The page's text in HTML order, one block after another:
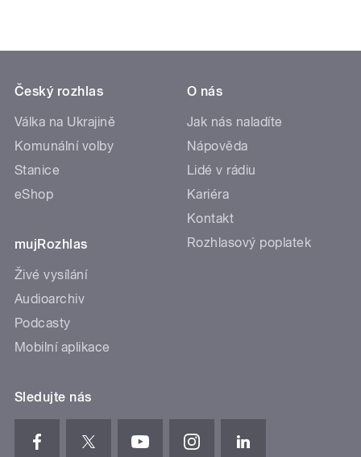
Český rozhlas
Válka na Ukrajině
Komunální volby
Stanice
eShop
mujRozhlas
Živé vysílání
Audioarchiv
Podcasty
Mobilní aplikace
O nás
Jak nás naladíte
Nápověda
Lidé v rádiu
Kariéra
Kontakt
Rozhlasový poplatek
Sledujte nás